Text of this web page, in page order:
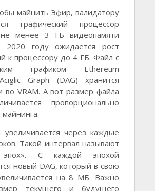
майнить Эфир, валидатору
графический процессор
менее 3 ГБ видеопамяти
2020 году ожидается рост
к процессору до 4 ГБ. Файл с
графиком Ethereum
Graph (DAG) хранится
во VRAM. А вот размер файла
пропорционально
через каждые
Такой интервал называют
эпох». С каждой эпохой
новый DAG, который в свою
на 8 МБ. Важно
текущего и будущего